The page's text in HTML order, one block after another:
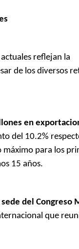
reflejan la
de los diversos
en
del 10.2%
máximo para los
15 años.
del Congreso
que